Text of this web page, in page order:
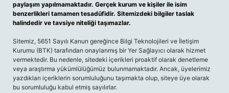
paylaşım yapılmamaktadır. Gerçek kurum ve kişiler ile isim
benzerlikleri tamamen tesadüfidir. Sitemizdeki bilgiler taslak
halindedir ve tavsiye niteliği taşımazlar.
Sitemiz, 5651 Sayılı Kanun gereğince Bilgi Teknolojileri ve İletişim
Kurumu (BTK) tarafından onaylanmış bir Yer Sağlayıcı olarak hizmet
vermektedir. Bu nedenle, sitedeki içerikleri proaktif olarak denetleme
veya araştırma yükümlülüğümüz bulunmamaktadır. Ancak, üyelerimiz
yazdıkları içeriklerin sorumluluğunu taşımakta olup, siteye üye olarak
bu sorumluluğu kabul etmiş sayılırlar.